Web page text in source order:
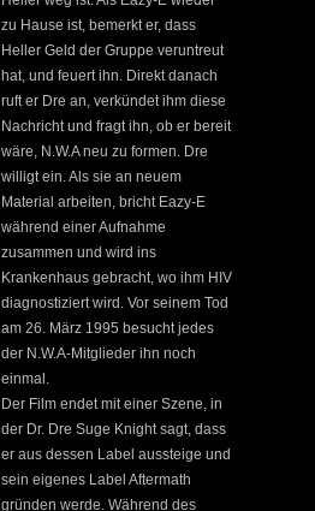
zu Hause ist, bemerkt er, dass
Heller Geld der Gruppe veruntreut
hat, und feuert ihn. Direkt danach
ruft er Dre an, verkündet ihm diese
Nachricht und fragt ihn, ob er bereit
wäre, N.W.A neu zu formen. Dre
willigt ein. Als sie an neuem
Material arbeiten, bricht Eazy-E
während einer Aufnahme
zusammen und wird ins
Krankenhaus gebracht, wo ihm HIV
diagnostiziert wird. Vor seinem Tod
am 26. März 1995 besucht jedes
der N.W.A-Mitglieder ihn noch
einmal.
Der Film endet mit einer Szene, in
der Dr. Dre Suge Knight sagt, dass
er aus dessen Label aussteige und
sein eigenes Label Aftermath
gründen werde. Während des